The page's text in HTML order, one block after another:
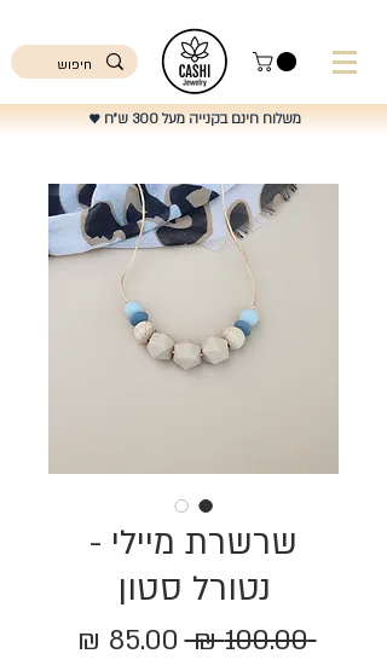
♥️ משלוח חינם בקנייה מעל 300 ש"ח
שרשרת מיילי -
נטורל סטון
‏100.00 ‏₪
מחיר